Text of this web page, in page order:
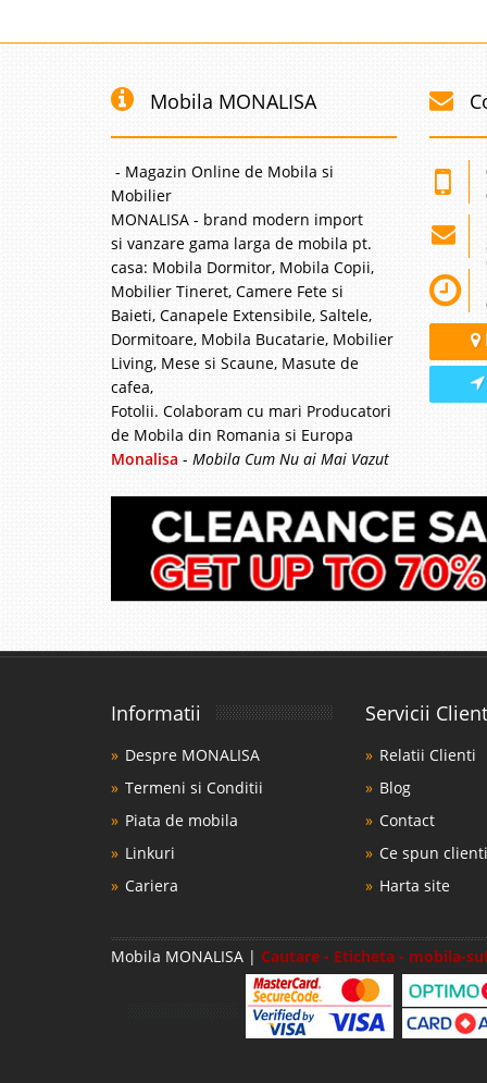
Camera
Acesta cuprinde
Modul central 1 ce
-30% Comoda
Comoda tv alb fildes
inconfundabila
comoda pentru
living sau a
Comoda
Comoda tv alba
livingul dvs. este
trebuie sa mentineti
Indiferent ca preferati
-30% Comoda
Comoda tv moderna
Comoda pentru
Mobilier Living /
Amenajarea unui
adevarata provocare
foarte important
Mobila MONALISA
- Magazin Online de Mobila si
Mobilier
MONALISA - brand modern import
si vanzare gama larga de mobila pt.
casa: Mobila Dormitor, Mobila Copii,
Mobilier Tineret, Camere Fete si
Baieti, Canapele Extensibile, Saltele,
Dormitoare, Mobila Bucatarie, Mobilier
Living, Mese si Scaune, Masute de
cafea,
Fotolii. Colaboram cu mari Producatori
de Mobila din Romania si Europa
Monalisa - Mobila Cum Nu ai Mai Vazut
Informatii
Despre MONALISA
Termeni si Conditii
Piata de mobila
Linkuri
Cariera
Servicii
Relatii Clienti
Blog
Contact
Ce spun
Harta site
Mobila MONALISA | Cautare - Eticheta - mobila-